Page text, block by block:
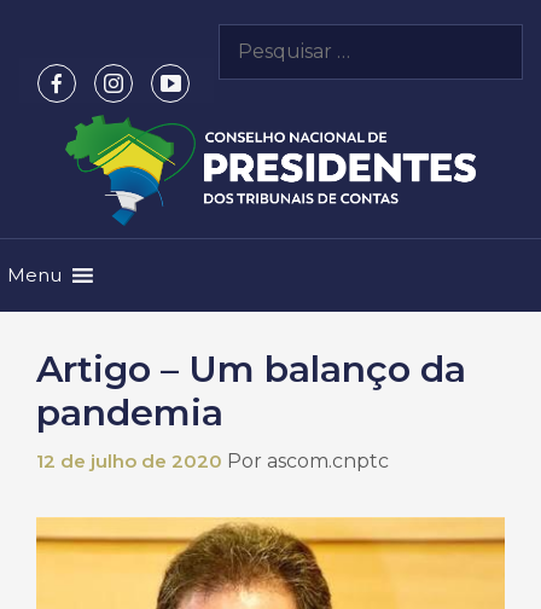
conteúdo
por:
Menu
Artigo – Um balanço da
pandemia
12 de julho de 2020 Por ascom.cnptc